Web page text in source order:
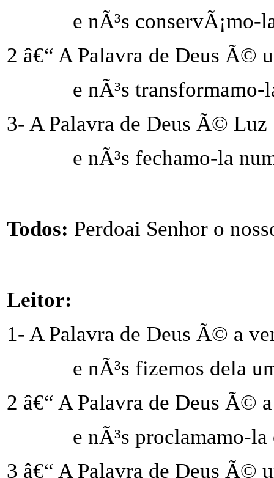
e nÃ³s conservÃ¡mo-
2 â€“ A Palavra de Deus Ã©
e nÃ³s transformamo-
3- A Palavra de Deus Ã© Luz
e nÃ³s fechamo-la
Todos: Perdoai Senhor o
Leitor:
1- A Palavra de Deus Ã© a
e nÃ³s fizemos dela
2 â€“ A Palavra de Deus Ã©
e nÃ³s proclamamo-
3 â€“ A Palavra de Deus Ã©